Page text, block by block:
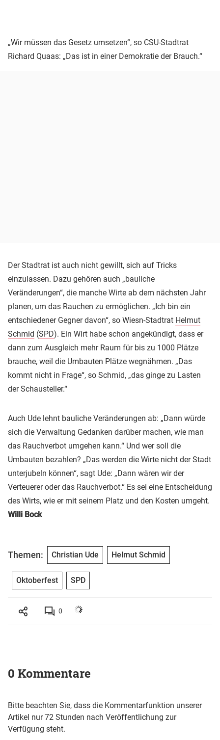
„Wir müssen das Gesetz umsetzen“, so CSU-Stadtrat
Richard Quaas: „Das ist in einer Demokratie der Brauch.“
Der Stadtrat ist auch nicht gewillt, sich auf Tricks
einzulassen. Dazu gehören auch „bauliche
Veränderungen“, die manche Wirte ab dem nächsten Jahr
planen, um das Rauchen zu ermöglichen. „Ich bin ein
entschiedener Gegner davon“, so Wiesn-Stadtrat Helmut
Schmid (SPD). Ein Wirt habe schon angekündigt, dass er
dann zum Ausgleich mehr Raum für bis zu 1000 Plätze
brauche, weil die Umbauten Plätze wegnähmen. „Das
kommt nicht in Frage“, so Schmid, „das ginge zu Lasten
der Schausteller.“
Auch Ude lehnt bauliche Veränderungen ab: „Dann würde
sich die Verwaltung Gedanken darüber machen, wie man
das Rauchverbot umgehen kann.“ Und wer soll die
Umbauten bezahlen? „Das werden die Wirte nicht der Stadt
unterjubeln können“, sagt Ude: „Dann wären wir der
Verteuerer oder das Rauchverbot.“ Es sei eine Entscheidung
des Wirts, wie er mit seinem Platz und den Kosten umgeht.
Willi Bock
Themen: Christian Ude Helmut Schmid
Oktoberfest SPD
0
0 Kommentare
Bitte beachten Sie, dass die Kommentarfunktion unserer
Artikel nur 72 Stunden nach Veröffentlichung zur
Verfügung steht.